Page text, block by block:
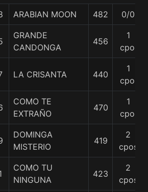
ARABIAN MOON 482 0/0
GRANDE
CANDONGA
456
1
cpo.
LA CRISANTA 440
1
cpo.
COMO TE
EXTRAÑO
470
1
cpo.
DOMINGA
MISTERIO
419
2
cpos
COMO TU
NINGUNA
423
2
cpos